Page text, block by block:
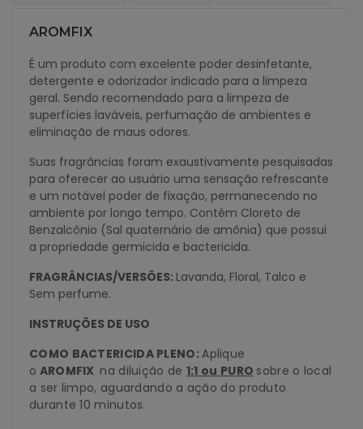
AROMFIX
É um produto com excelente poder desinfetante,
detergente e odorizador indicado para a limpeza
geral. Sendo recomendado para a limpeza de
superfícies laváveis, perfumação de ambientes e
eliminação de maus odores.
Suas fragrâncias foram exaustivamente pesquisadas
para oferecer ao usuário uma sensação refrescante
e um notável poder de fixação, permanecendo no
ambiente por longo tempo. Contém Cloreto de
Benzalcônio (Sal quaternário de amônia) que possui
a propriedade germicida e bactericida.
FRAGRÂNCIAS/VERSÕES: Lavanda, Floral, Talco e
Sem perfume.
INSTRUÇÕES DE USO
COMO BACTERICIDA PLENO:Aplique
o AROMFIX na diluição de 1:1 ou PURO sobre o local
a ser limpo, aguardando a ação do produto
durante 10 minutos.